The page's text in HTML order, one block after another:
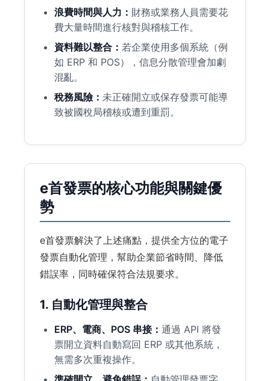
浪費時間與人力： 財務或業務人員需要花
費大量時間進行核對與稽核工作。
資料難以整合： 若企業使用多個系統（例
如 ERP 和 POS），信息分散管理會加劇
混亂。
稅務風險： 未正確開立或保存發票可能導
致被國稅局稽核或遭到重罰。
e首發票的核心功能與關鍵優
勢
e首發票解決了上述痛點，提供全方位的電子
發票自動化管理，幫助企業節省時間、降低
錯誤率，同時確保符合法規要求。
1. 自動化管理與整合
ERP、電商、POS 串接： 通過 API 將發
票開立資料自動寫回 ERP 或其他系統，
無需多次重複操作。